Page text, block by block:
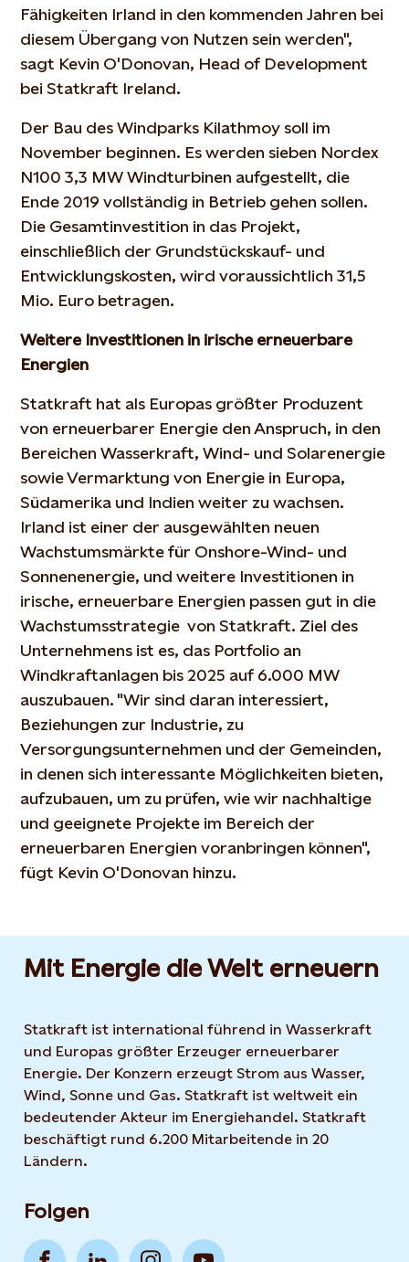
Fähigkeiten Irland in den kommenden Jahren bei
diesem Übergang von Nutzen sein werden",
sagt Kevin O'Donovan, Head of Development
bei Statkraft Ireland.
Der Bau des Windparks Kilathmoy soll im
November beginnen. Es werden sieben Nordex
N100 3,3 MW Windturbinen aufgestellt, die
Ende 2019 vollständig in Betrieb gehen sollen.
Die Gesamtinvestition in das Projekt,
einschließlich der Grundstückskauf- und
Entwicklungskosten, wird voraussichtlich 31,5
Mio. Euro betragen.
Weitere Investitionen in irische erneuerbare
Energien
Statkraft hat als Europas größter Produzent
von erneuerbarer Energie den Anspruch, in den
Bereichen Wasserkraft, Wind- und Solarenergie
sowie Vermarktung von Energie in Europa,
Südamerika und Indien weiter zu wachsen.
Irland ist einer der ausgewählten neuen
Wachstumsmärkte für Onshore-Wind- und
Sonnenenergie, und weitere Investitionen in
irische, erneuerbare Energien passen gut in die
Wachstumsstrategie von Statkraft. Ziel des
Unternehmens ist es, das Portfolio an
Windkraftanlagen bis 2025 auf 6.000 MW
auszubauen. "Wir sind daran interessiert,
Beziehungen zur Industrie, zu
Versorgungsunternehmen und der Gemeinden,
in denen sich interessante Möglichkeiten bieten,
aufzubauen, um zu prüfen, wie wir nachhaltige
und geeignete Projekte im Bereich der
erneuerbaren Energien voranbringen können",
fügt Kevin O'Donovan hinzu.
Mit Energie die Welt erneuern
Statkraft ist international führend in Wasserkraft
und Europas größter Erzeuger erneuerbarer
Energie. Der Konzern erzeugt Strom aus Wasser,
Wind, Sonne und Gas. Statkraft ist weltweit ein
bedeutender Akteur im Energiehandel. Statkraft
beschäftigt rund 6.200 Mitarbeitende in 20
Ländern.
Folgen